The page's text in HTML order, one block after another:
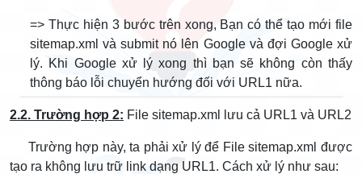
=> Thực hiện 3 bước trên xong, Bạn có thể tạo mới file
sitemap.xml và submit nó lên Google và đợi Google xử
lý. Khi Google xử lý xong thì bạn sẽ không còn thấy
thông báo lỗi chuyển hướng đối với URL1 nữa.
2.2. Trường hợp 2: File sitemap.xml lưu cả URL1 và URL2
Trường hợp này, ta phải xử lý để File sitemap.xml được
tạo ra không lưu trữ link dạng URL1. Cách xử lý như sau: